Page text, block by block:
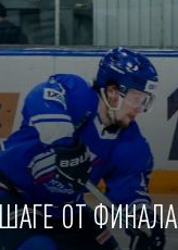
ОТ ФИНАЛА